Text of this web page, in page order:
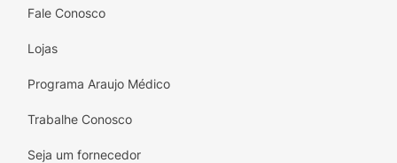
Fale Conosco
Lojas
Programa Araujo Médico
Trabalhe Conosco
Seja um fornecedor